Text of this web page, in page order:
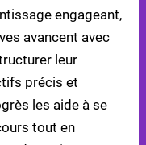
engageant,
avancent avec
leur
précis et
les aide à se
tout en